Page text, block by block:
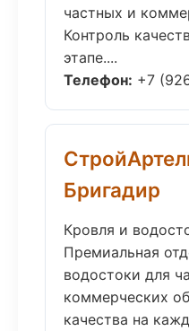
частных и
Контроль
этапе....
Телефон: +7
Бригадир
Кровля и
Премиальная
водостоки для
коммерческих
качества на